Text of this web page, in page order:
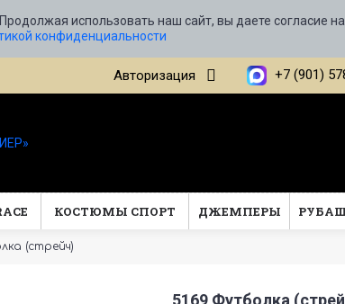
использовать наш сайт, вы даете согласие
конфиденциальности
Авторизация +7 (901)
КОСТЮМЫ СПОРТ ДЖЕМПЕРЫ
(стрейч)
5169 Футболка